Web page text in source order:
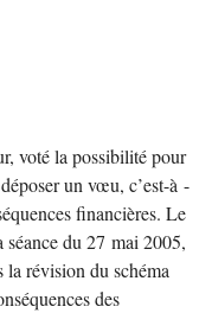
voté la possibilité pour
un vœu, c’est-à -
financières. Le
du 27 mai 2005,
la révision du schéma
des